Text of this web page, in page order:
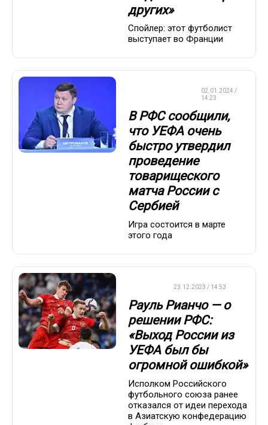
других»
Спойлер: этот футболист
выступает во Франции
02.01.2024 /
14:23
В РФС сообщили,
что УЕФА очень
быстро утвердил
проведение
товарищеского
матча России с
Сербией
Игра состоится в марте
этого года
23.12.2023 / 14:53
Рауль Рианчо — о
решении РФС:
«Выход России из
УЕФА был бы
огромной ошибкой»
Исполком Российского
футбольного союза ранее
отказался от идеи перехода
в Азиатскую конфедерацию